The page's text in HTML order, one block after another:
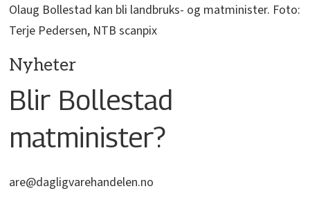
Olaug Bollestad kan bli landbruks- og matminister. Foto:
Terje Pedersen, NTB scanpix
Nyheter
Blir Bollestad
matminister?
are@dagligvarehandelen.no